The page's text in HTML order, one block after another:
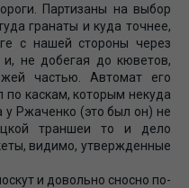
Партизаны на выбор
гранаты и куда точнее,
с нашей стороны через
и, не добегая до кюветов,
частью. Автомат его
каскам, которым некуда
у Ржаченко (это был он) не
траншеи то и дело
видимо, утвержденные
и довольно сносно по-